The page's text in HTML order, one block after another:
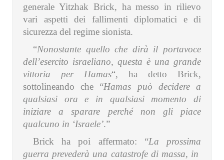
generale Yitzhak Brick, ha messo in rilievo
vari aspetti dei fallimenti diplomatici e di
sicurezza del regime sionista.
“Nonostante quello che dirà il portavoce
dell’esercito israeliano, questa è una grande
vittoria per Hamas“, ha detto Brick,
sottolineando che “Hamas può decidere a
qualsiasi ora e in qualsiasi momento di
iniziare a sparare perché non gli piace
qualcuno in ‘Israele’.”
Brick ha poi affermato: “La prossima
guerra prevederà una catastrofe di massa, in